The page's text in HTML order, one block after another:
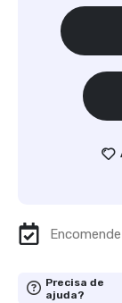
Precisa de
ajuda?